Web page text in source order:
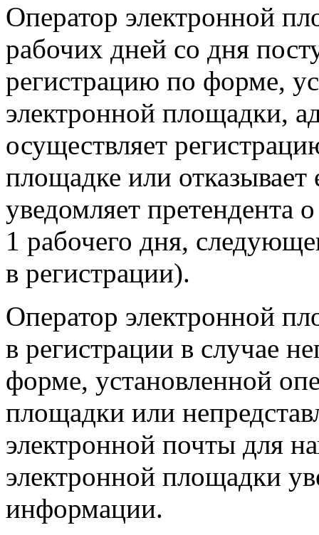
Оператор электронной
рабочих дней со дня
регистрацию по форме,
электронной площадки,
осуществляет
площадке или
уведомляет претендента
1 рабочего дня,
в регистрации).
Оператор электронной
в регистрации в случае
форме, установленной
площадки или
электронной почты для
электронной площадки
информации.